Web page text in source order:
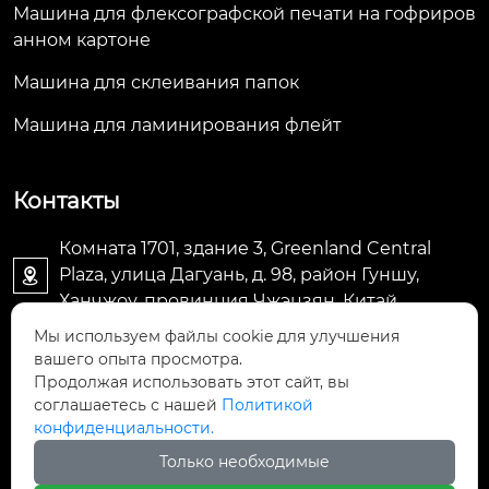
Машина для флексографской печати на гофриров
анном картоне
Машина для склеивания папок
Машина для ламинирования флейт
Контакты

Комната 1701, здание 3, Greenland Central
Plaza, улица Дагуань, д. 98, район Гуншу,
Ханчжоу, провинция Чжэцзян, Китай
 machine@royal-packing.com
 +86-571-85829052
+8613325819288
Мы используем файлы cookie для улучшения
вашего опыта просмотра.
Продолжая использовать этот сайт, вы
соглашаетесь с нашей Политикой
конфиденциальности.
Только необходимые